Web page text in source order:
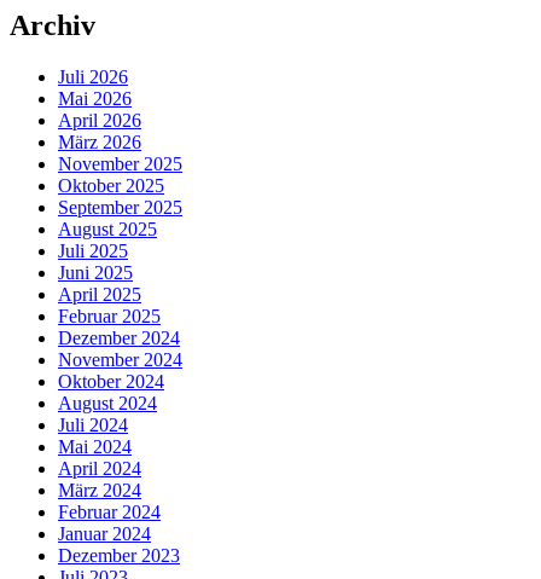
Archiv
Juli 2026
Mai 2026
April 2026
März 2026
November 2025
Oktober 2025
September 2025
August 2025
Juli 2025
Juni 2025
April 2025
Februar 2025
Dezember 2024
November 2024
Oktober 2024
August 2024
Juli 2024
Mai 2024
April 2024
März 2024
Februar 2024
Januar 2024
Dezember 2023